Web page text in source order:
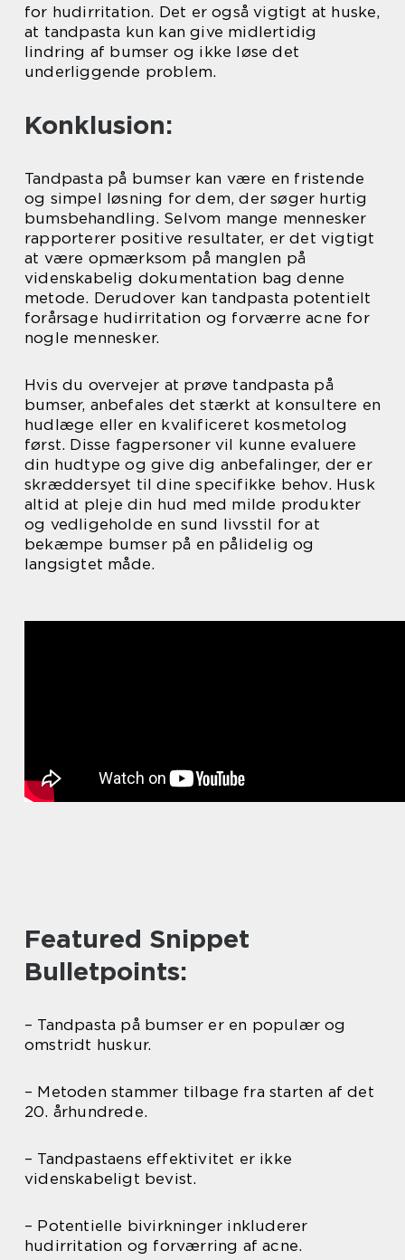
for hudirritation. Det er også vigtigt at huske,
at tandpasta kun kan give midlertidig
lindring af bumser og ikke løse det
underliggende problem.
Konklusion:
Tandpasta på bumser kan være en fristende
og simpel løsning for dem, der søger hurtig
bumsbehandling. Selvom mange mennesker
rapporterer positive resultater, er det vigtigt
at være opmærksom på manglen på
videnskabelig dokumentation bag denne
metode. Derudover kan tandpasta potentielt
forårsage hudirritation og forværre acne for
nogle mennesker.
Hvis du overvejer at prøve tandpasta på
bumser, anbefales det stærkt at konsultere en
hudlæge eller en kvalificeret kosmetolog
først. Disse fagpersoner vil kunne evaluere
din hudtype og give dig anbefalinger, der er
skræddersyet til dine specifikke behov. Husk
altid at pleje din hud med milde produkter
og vedligeholde en sund livsstil for at
bekæmpe bumser på en pålidelig og
langsigtet måde.
Featured Snippet
Bulletpoints:
– Tandpasta på bumser er en populær og
omstridt huskur.
– Metoden stammer tilbage fra starten af det
20. århundrede.
– Tandpastaens effektivitet er ikke
videnskabeligt bevist.
– Potentielle bivirkninger inkluderer
hudirritation og forværring af acne.